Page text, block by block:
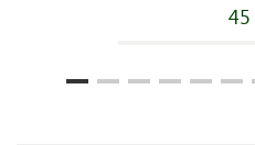
45